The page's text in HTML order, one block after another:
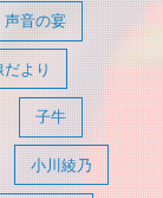
声音の宴
より
子牛
小川綾乃